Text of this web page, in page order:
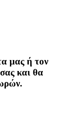
μας ή τον
και θα